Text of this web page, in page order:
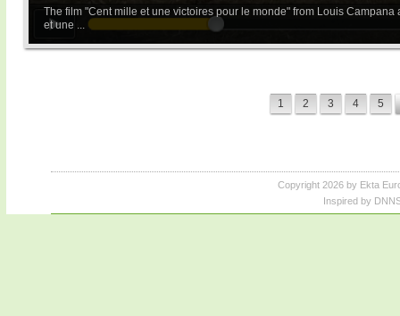
The film "Cent mille et une victoires pour le monde" from Louis
et une ...
1 2 3 4 5
Copyright 2026 by Ekta
Inspired by